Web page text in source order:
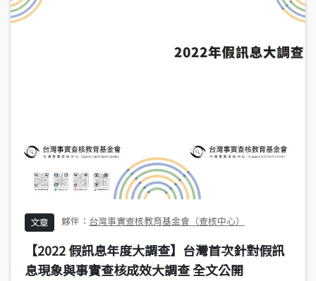
文章 台灣事實查核教育基金會（查核中心）
【2022 假訊息年度大調查】台灣首次針對假訊
息現象與事實查核成效大調查 全文公開